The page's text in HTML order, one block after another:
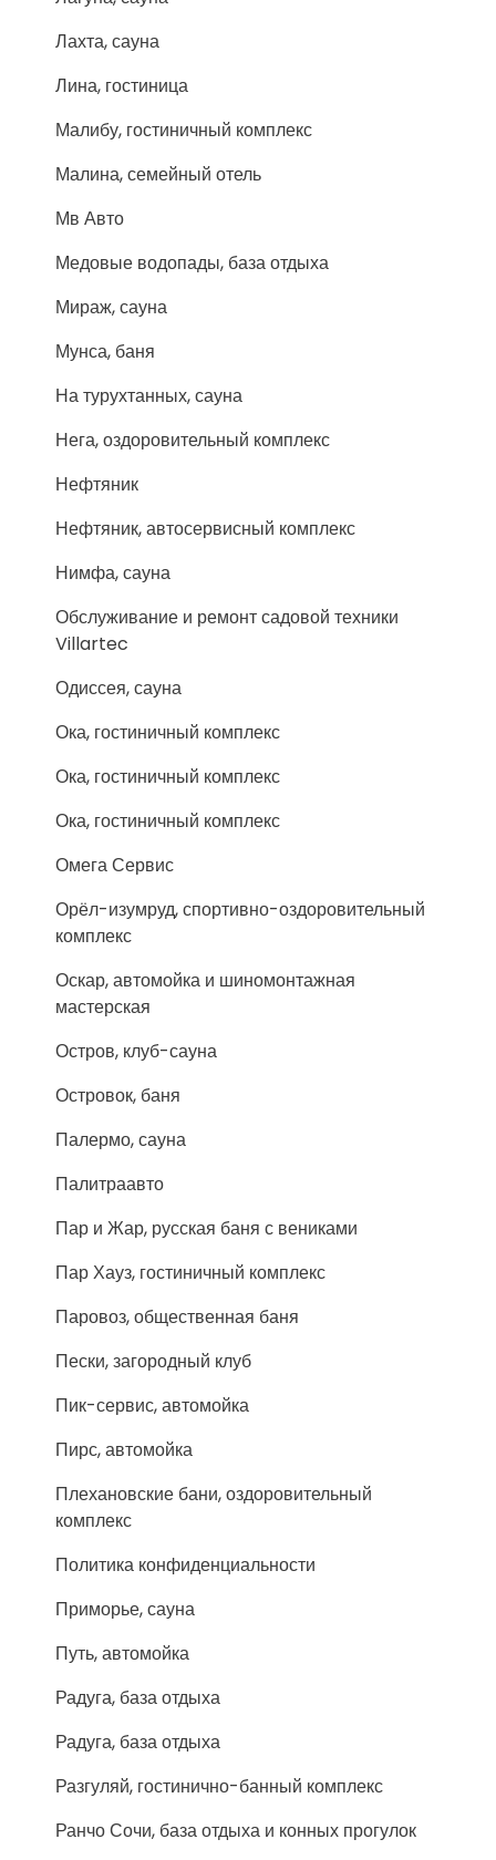
Лахта, сауна
Лина, гостиница
Малибу, гостиничный комплекс
Малина, семейный отель
Мв Авто
Медовые водопады, база отдыха
Мираж, сауна
Мунса, баня
На турухтанных, сауна
Нега, оздоровительный комплекс
Нефтяник
Нефтяник, автосервисный комплекс
Нимфа, сауна
Обслуживание и ремонт садовой техники
Villartec
Одиссея, сауна
Ока, гостиничный комплекс
Ока, гостиничный комплекс
Ока, гостиничный комплекс
Омега Сервис
Орёл-изумруд, спортивно-оздоровительный
комплекс
Оскар, автомойка и шиномонтажная
мастерская
Остров, клуб-сауна
Островок, баня
Палермо, сауна
Палитраавто
Пар и Жар, русская баня с вениками
Пар Хауз, гостиничный комплекс
Паровоз, общественная баня
Пески, загородный клуб
Пик-сервис, автомойка
Пирс, автомойка
Плехановские бани, оздоровительный
комплекс
Политика конфиденциальности
Приморье, сауна
Путь, автомойка
Радуга, база отдыха
Радуга, база отдыха
Разгуляй, гостинично-банный комплекс
Ранчо Сочи, база отдыха и конных прогулок